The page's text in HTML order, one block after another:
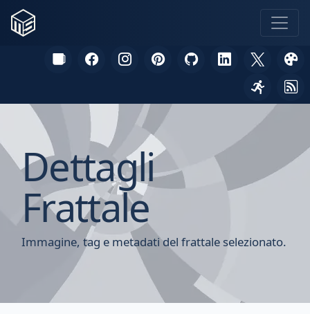
Dettagli
Frattale
Immagine, tag e metadati del frattale selezionato.